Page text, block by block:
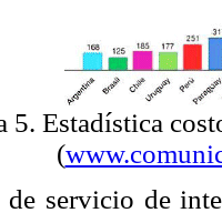
5. Estadística
(
de servicio de